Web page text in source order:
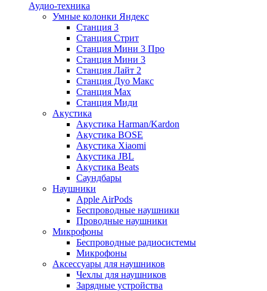
Аудио-техника
Умные колонки Яндекс
Станция 3
Станция Стрит
Станция Мини 3 Про
Станция Мини 3
Станция Лайт 2
Станция Дуо Макс
Станция Max
Станция Миди
Акустика
Акустика Harman/Kardon
Акустика BOSE
Акустика Xiaomi
Акустика JBL
Акустика Beats
Саундбары
Наушники
Apple AirPods
Беспроводные наушники
Проводные наушники
Микрофоны
Беспроводные радиосистемы
Микрофоны
Аксессуары для наушников
Чехлы для наушников
Зарядные устройства